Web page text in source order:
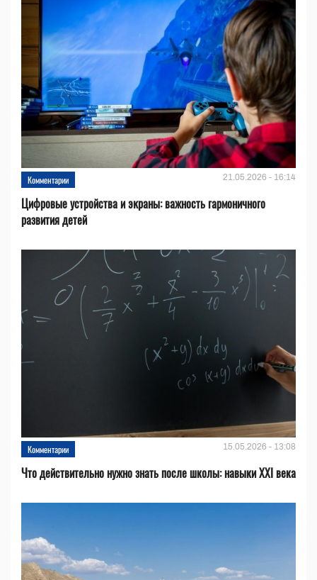
Комментарии 21.05.2026 - 16:14
Цифровые устройства и эĸраны: важность гармоничного
развития детей
Комментарии 15.05.2026 - 13:08
Что действительно нужно знать после школы: навыки XXI века